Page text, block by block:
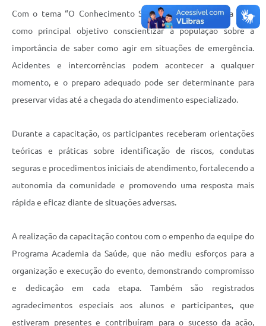
Com o tema “O Conhecimento Salva Vidas”, a iniciativa teve
como principal objetivo conscientizar a população sobre a
importância de saber como agir em situações de emergência.
Acidentes e intercorrências podem acontecer a qualquer
momento, e o preparo adequado pode ser determinante para
preservar vidas até a chegada do atendimento especializado.
Durante a capacitação, os participantes receberam orientações
teóricas e práticas sobre identificação de riscos, condutas
seguras e procedimentos iniciais de atendimento, fortalecendo a
autonomia da comunidade e promovendo uma resposta mais
rápida e eficaz diante de situações adversas.
A realização da capacitação contou com o empenho da equipe do
Programa Academia da Saúde, que não mediu esforços para a
organização e execução do evento, demonstrando compromisso
e dedicação em cada etapa. Também são registrados
agradecimentos especiais aos alunos e participantes, que
estiveram presentes e contribuíram para o sucesso da ação,